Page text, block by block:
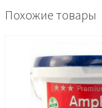
Похожие товары